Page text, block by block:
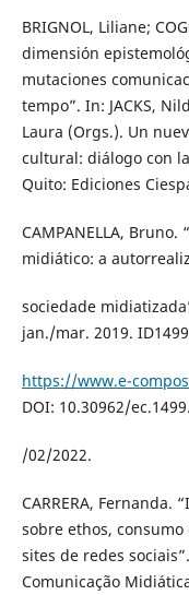
BRIGNOL, Liliane;
dimensión
mutaciones
tempo”. In: JACKS,
Laura (Orgs.). Un
cultural: diálogo con
Quito: Ediciones
CAMPANELLA,
midiático: a
sociedade
jan./mar. 2019.
https://www.e-
DOI: 10.30962/
/02/2022.
CARRERA, Fernanda.
sobre ethos,
sites de redes
Comunicação